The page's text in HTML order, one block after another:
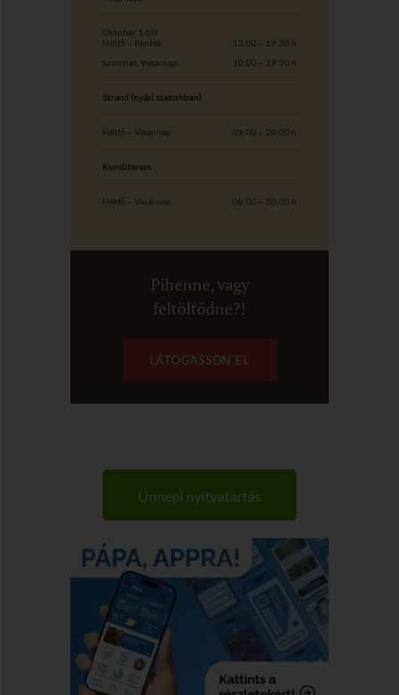
Október 1-től:
Hétfő – Péntek
Szombat, Vasárnap
13:00 – 19:30 h
10:00 – 19:30 h
Strand (nyári szezonban)
Hétfő – Vasárnap: 09:00 – 20:00 h
Konditerem
Hétfő – Vasárnap: 08:00 – 20:00 h
Pihenne, vagy
feltöltődne?!
LÁTOGASSON EL
Ünnepi nyitvatartás